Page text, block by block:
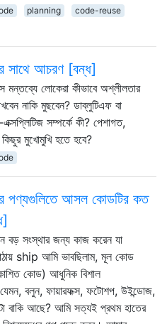
planning
code-reuse
সাথে আচরণ [বন্ধ]
মন্তব্যে লোকেরা কীভাবে অশ্লীলতার
নাকি মুছবেন? ডাব্লুটিএফ বা
সম্পর্কে কী? পেশাগত,
মুখোমুখি হতে হবে?
পণ্যগুলিতে আসল কোডটির কত
বড় সংস্থার জন্য কাজ করেন যা
ship আমি ভাবছিলাম, মূল কোড
কোড) আধুনিক বিশাল
বলুন, ফায়ারফক্স, ফটোশপ, উইন্ডোজ,
বাকি আছে? আমি সত্যই প্রথম হাতের